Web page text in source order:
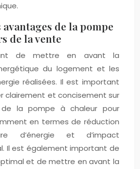
de la pompe
de la vente
de mettre en avant la
du logement et les
réalisées. Il est important
clairement et concisement sur
la pompe à chaleur pour
en termes de réduction
d’énergie et d’impact
Il est également important de
et de mettre en avant la